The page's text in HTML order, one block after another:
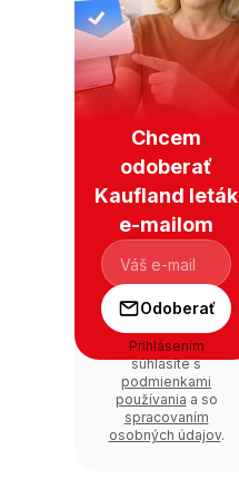
Chcem
odoberať
Kaufland leták
e-mailom
Odoberať
Prihlásením
súhlasíte s
podmienkami
používania a so
spracovaním
osobných údajov.